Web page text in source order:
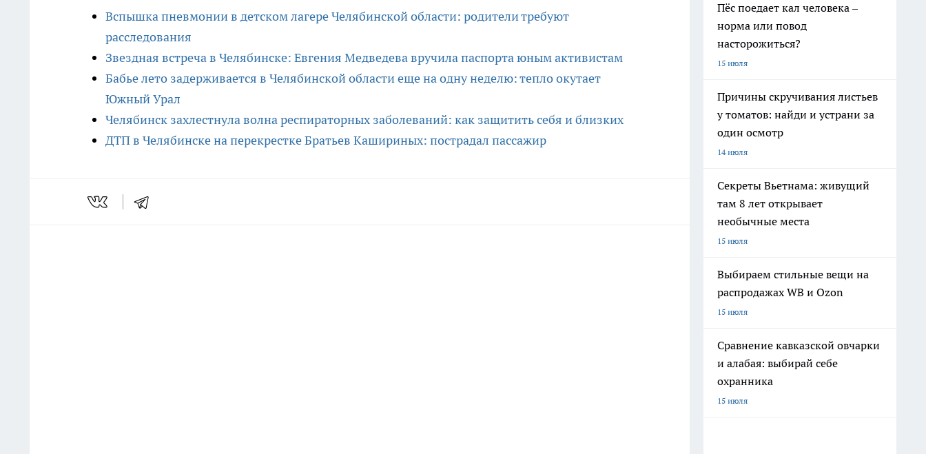
Вспышка пневмонии в детском лагере Челябинской области: родители требуют
расследования
Звездная встреча в Челябинске: Евгения Медведева вручила паспорта юным активистам
Бабье лето задерживается в Челябинской области еще на одну неделю: тепло окутает
Южный Урал
Челябинск захлестнула волна респираторных заболеваний: как защитить себя и близких
ДТП в Челябинске на перекрестке Братьев Кашириных: пострадал пассажир
Пёс поедает кал человека –
норма или повод
насторожиться?
15 июля
Причины скручивания листьев
у томатов: найди и устрани за
один осмотр
14 июля
Секреты Вьетнама: живущий
там 8 лет открывает
необычные места
15 июля
Выбираем стильные вещи на
распродажах WB и Ozon
15 июля
Сравнение кавказской овчарки
и алабая: выбирай себе
охранника
15 июля